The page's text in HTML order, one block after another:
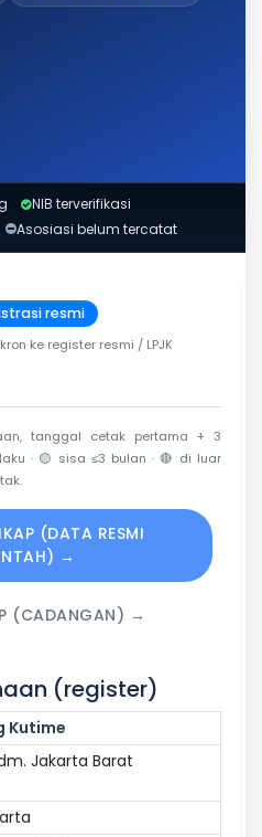
NIB terverifikasi
Asosiasi belum tercatat
resmi
ke register resmi / LPJK
tanggal cetak pertama + 3
· 🟡 sisa ≤3 bulan · 🔴 di luar
(DATA RESMI
→
(CADANGAN) →
(register)
Kutime
Jakarta Barat